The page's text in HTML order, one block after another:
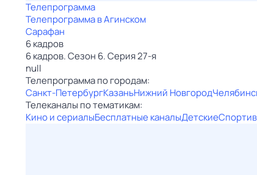
Телепрограмма
Телепрограмма в Агинском
Сарафан
6 кадров
6 кадров. Сезон 6. Серия 27-я
null
Телепрограмма по городам:
Санкт-ПетербургКазаньНижний Новгород
Телеканалы по тематикам:
Кино и сериалыБесплатные каналыДетские